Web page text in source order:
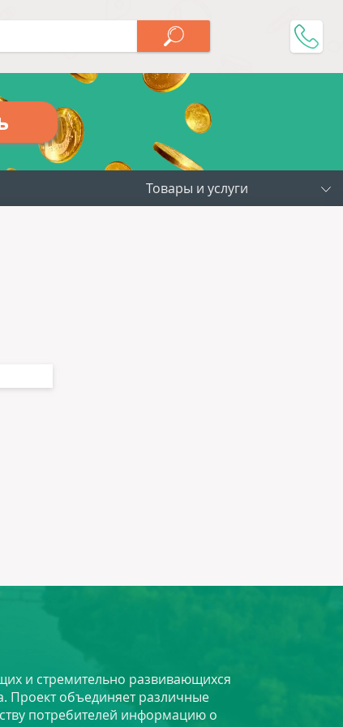
Товары и услуги
и стремительно развивающихся
Проект объединяет различные
потребителей информацию о